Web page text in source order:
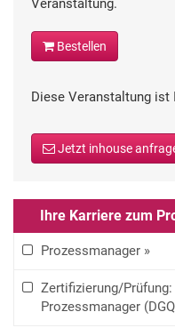
Veranstaltung.
Bestellen
Diese Veranstaltung ist
Jetzt inhouse
Ihre Karriere zum
Prozessmanager »
Zertifizierung/Prüfung:
Prozessmanager